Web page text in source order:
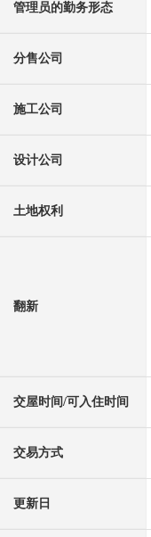
管理员的勤务形态
分售公司
施工公司
设计公司
土地权利
翻新
交屋时间/可入住时间
交易方式
更新日